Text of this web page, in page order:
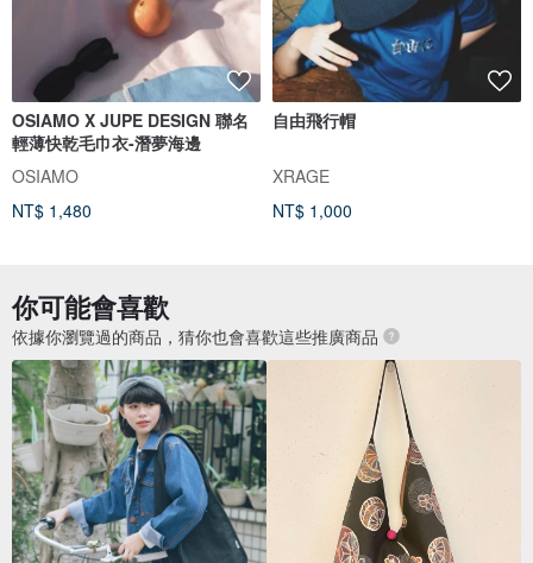
OSIAMO X JUPE DESIGN 聯名
輕薄快乾毛巾衣-潛夢海邊
OSIAMO
NT$ 1,480
自由飛行帽
XRAGE
NT$ 1,000
你可能會喜歡
依據你瀏覽過的商品，猜你也會喜歡這些推廣商品